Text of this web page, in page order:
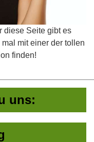
diese Seite gibt es
mit einer der tollen
finden!
uns: